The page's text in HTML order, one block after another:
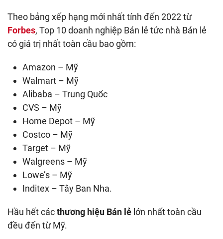
Theo bảng xếp hạng mới nhất tính đến 2022 từ
Forbes, Top 10 doanh nghiệp Bán lẻ tức nhà Bán lẻ
có giá trị nhất toàn cầu bao gồm:
Amazon – Mỹ
Walmart – Mỹ
Alibaba – Trung Quốc
CVS – Mỹ
Home Depot – Mỹ
Costco – Mỹ
Target – Mỹ
Walgreens – Mỹ
Lowe’s – Mỹ
Inditex – Tây Ban Nha.
Hầu hết cácthương hiệu Bán lẻ lớn nhất toàn cầu
đều đến từ Mỹ.